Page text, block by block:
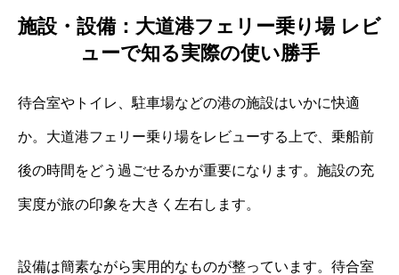
施設・設備：大道港フェリー乗り場 レビ
ューで知る実際の使い勝手
待合室やトイレ、駐車場などの港の施設はいかに快適
か。大道港フェリー乗り場をレビューする上で、乗船前
後の時間をどう過ごせるかが重要になります。施設の充
実度が旅の印象を大きく左右します。
設備は簡素ながら実用的なものが整っています。待合室